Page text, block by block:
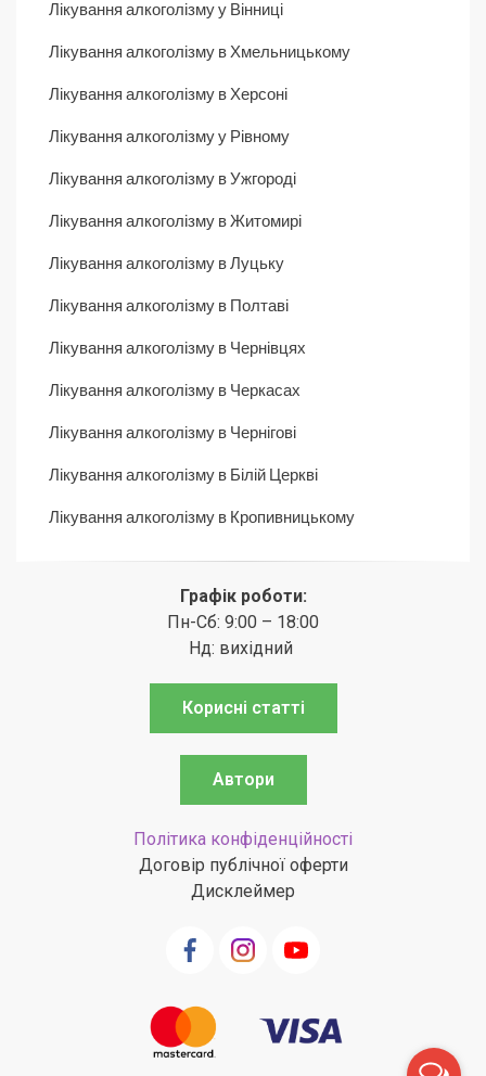
Лікування алкоголізму у Вінниці
Лікування алкоголізму в Хмельницькому
Лікування алкоголізму в Херсоні
Лікування алкоголізму у Рівному
Лікування алкоголізму в Ужгороді
Лікування алкоголізму в Житомирі
Лікування алкоголізму в Луцьку
Лікування алкоголізму в Полтаві
Лікування алкоголізму в Чернівцях
Лікування алкоголізму в Черкасах
Лікування алкоголізму в Чернігові
Лікування алкоголізму в Білій Церкві
Лікування алкоголізму в Кропивницькому
Графік роботи:
Пн-Сб: 9:00 – 18:00
Нд: вихідний
Корисні статті
Автори
Політика конфіденційності
Договір публічної оферти
Дисклеймер